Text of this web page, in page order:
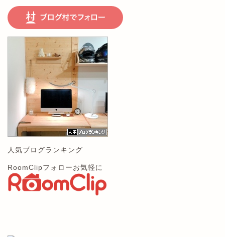
人気ブログランキング
RoomClipフォローお気軽に